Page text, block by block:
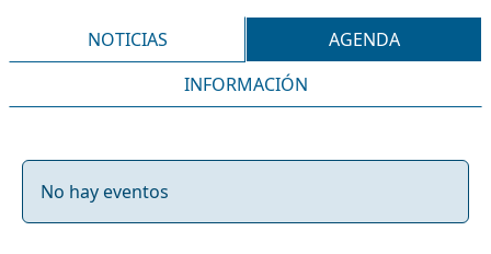
NOTICIAS
AGENDA
INFORMACIÓN
No hay eventos